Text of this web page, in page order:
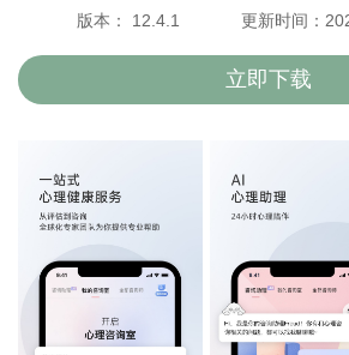
版本： 12.4.1
更新时间：
立即下载